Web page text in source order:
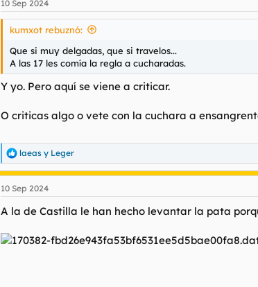
Ver el archivos adjunto 170734
MANDRIL
Ver el archivos adjunto 170735
CASTILLA THE BEST (EL HORREUR)
Ver el archivos adjunto 170736
EXTREMA Y DURA, PERO NO POR ÉSTA
Ver el archivos adjunto 170737
SATÁN DER
Ver el archivos adjunto 170738
NEW CASTILLA
10 Sep 2024
kumxot rebuznó:
Que si muy delgadas, que si travelos...
A las 17 les comía la regla a cucharadas.
Y yo. Pero aquí se viene a criticar.
O criticas algo o vete con la cuchara a
R
e
a
c
i
n
e
laeas y Leger
10 Sep 2024
A la de Castilla le han hecho levantar la pata